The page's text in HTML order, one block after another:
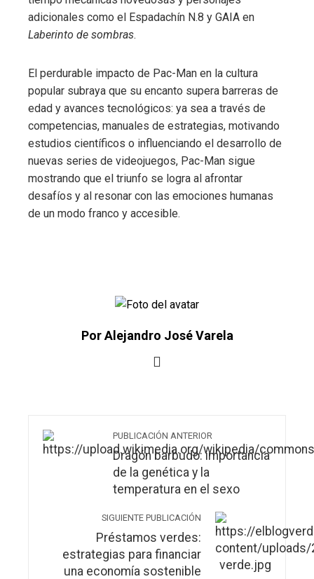
adicionales como el Espadachín N.8 y GAIA en
Laberinto de sombras.
El perdurable impacto de Pac-Man en la cultura
popular subraya que su encanto supera barreras de
edad y avances tecnológicos: ya sea a través de
competencias, manuales de estrategias, motivando
estudios científicos o influenciando el desarrollo de
nuevas series de videojuegos, Pac-Man sigue
mostrando que el triunfo se logra al afrontar
desafíos y al resonar con las emociones humanas
de un modo franco y accesible.
Por Alejandro José Varela
PUBLICACIÓN ANTERIOR
Dragón barbudo: importancia
de la genética y la
temperatura en el sexo
SIGUIENTE PUBLICACIÓN
Préstamos verdes:
estrategias para financiar
una economía sostenible